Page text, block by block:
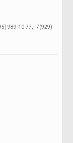
989-10-77,+ 7(929)